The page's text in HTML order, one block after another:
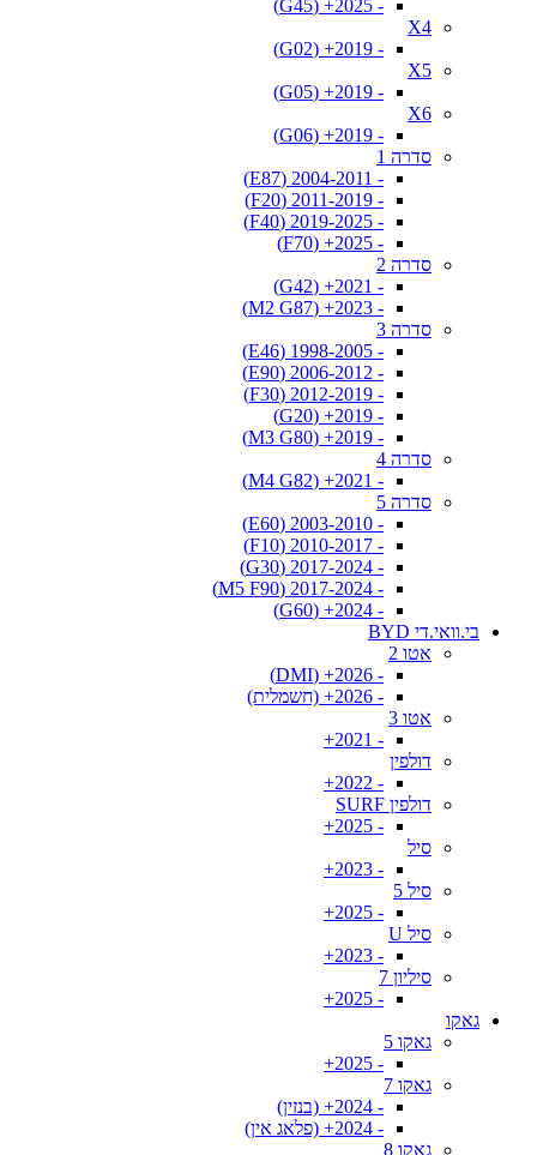
- 2025+ (G45)
X4
- 2019+ (G02)
X5
- 2019+ (G05)
X6
- 2019+ (G06)
סדרה 1
- 2004-2011 (E87)
- 2011-2019 (F20)
- 2019-2025 (F40)
- 2025+ (F70)
סדרה 2
- 2021+ (G42)
- 2023+ (M2 G87)
סדרה 3
- 1998-2005 (E46)
- 2006-2012 (E90)
- 2012-2019 (F30)
- 2019+ (G20)
- 2019+ (M3 G80)
סדרה 4
- 2021+ (M4 G82)
סדרה 5
- 2003-2010 (E60)
- 2010-2017 (F10)
- 2017-2024 (G30)
- 2017-2024 (M5 F90)
- 2024+ (G60)
בי.וואי.די BYD
אטו 2
- 2026+ (DMI)
- 2026+ (חשמלית)
אטו 3
- 2021+
דולפין
- 2022+
דולפין SURF
- 2025+
סיל
- 2023+
סיל 5
- 2025+
סיל U
- 2023+
סיליון 7
- 2025+
גאקו
גאקו 5
- 2025+
גאקו 7
- 2024+ (בנזין)
- 2024+ (פלאג אין)
גאקו 8